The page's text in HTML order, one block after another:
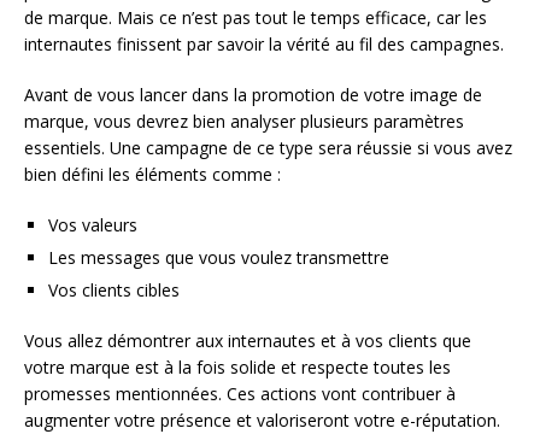
de marque. Mais ce n’est pas tout le temps efficace, car les
internautes finissent par savoir la vérité au fil des campagnes.
Avant de vous lancer dans la promotion de votre image de
marque, vous devrez bien analyser plusieurs paramètres
essentiels. Une campagne de ce type sera réussie si vous avez
bien défini les éléments comme :
Vos valeurs
Les messages que vous voulez transmettre
Vos clients cibles
Vous allez démontrer aux internautes et à vos clients que
votre marque est à la fois solide et respecte toutes les
promesses mentionnées. Ces actions vont contribuer à
augmenter votre présence et valoriseront votre e-réputation.